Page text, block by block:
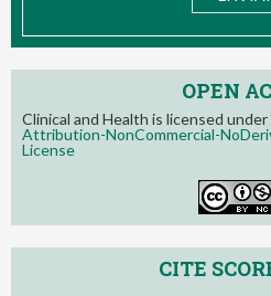
OPEN
Clinical and Health is licensed under
Attribution-NonCommercial-
License
CITE